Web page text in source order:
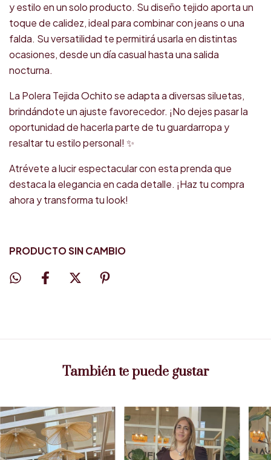
y estilo en un solo producto. Su diseño tejido aporta un
toque de calidez, ideal para combinar con jeans o una
falda. Su versatilidad te permitirá usarla en distintas
ocasiones, desde un día casual hasta una salida
nocturna.
La Polera Tejida Ochito se adapta a diversas siluetas,
brindándote un ajuste favorecedor. ¡No dejes pasar la
oportunidad de hacerla parte de tu guardarropa y
resaltar tu estilo personal! ✨
Atrévete a lucir espectacular con esta prenda que
destaca la elegancia en cada detalle. ¡Haz tu compra
ahora y transforma tu look!
PRODUCTO SIN CAMBIO
También te puede gustar